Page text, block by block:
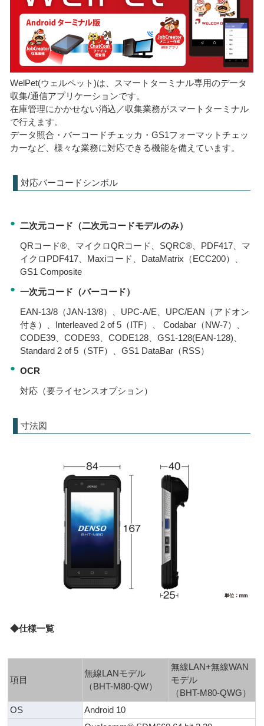
WelPet(ウェルペット)は、スマートターミナル専用のデータ
収集/通信アプリケーションです。
在庫管理にかかせない消込／収集業務がスマートターミナル
で行えます。
データ照合・バーコードチェッカ・GS1フォーマットチェッ
カーなど、様々な業務に対応できる機能を備えています。
対応バーコードシンボル
● 二次元コード（二次元コードモデルのみ）
QRコード®、マイクロQRコード、SQRC®、PDF417、マ
イクロPDF417、Maxiコード、DataMatrix（ECC200）、
GS1 Composite
● 一次元コード（バーコード）
EAN-13/8（JAN-13/8）、UPC-A/E、UPC/EAN（アドオン
付き）、Interleaved 2 of 5（ITF）、 Codabar（NW-7）、
CODE39、CODE93、CODE128、GS1-128(EAN-128)、
Standard 2 of 5（STF）、GS1 DataBar（RSS）
● OCR
対応（要ライセンスオプション）
寸法図
◆仕様一覧
項目
無線LANモデル
（BHT-M80-QW）
無線LAN+無線WAN
モデル
（BHT-M80-QWG）
OS
Android 10